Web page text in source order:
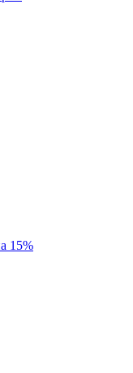
15%